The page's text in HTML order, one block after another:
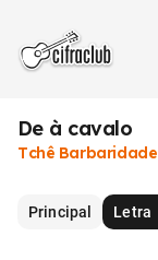
De à cavalo
Tchê Barbaridade
Principal Letra